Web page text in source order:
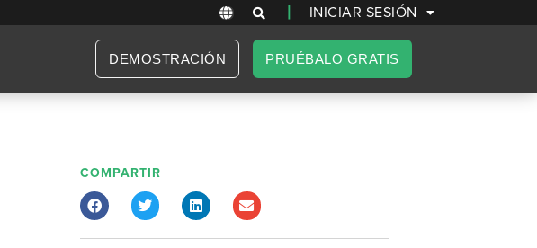
| INICIAR SESIÓN
DEMOSTRACIÓN PRUÉBALO GRATIS
COMPARTIR